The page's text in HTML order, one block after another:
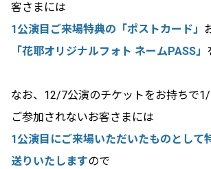
客さまには
1公演目ご来場特典の「ポストカード」
「花耶オリジナルフォト ネームPASS」
なお、12/7公演のチケットをお持ちで
ご参加されないお客さまには
1公演目にご来場いただいたものとして
送りいたしますので